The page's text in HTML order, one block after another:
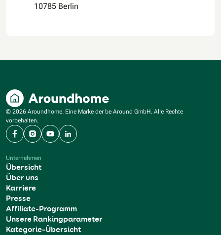
10785 Berlin
© 2026 Aroundhome. Eine Marke der be Around GmbH. Alle Rechte
vorbehalten.
FacebookInstagram
YouTubeLinkedIn
Unternehmen
Übersicht
Über uns
Karriere
Presse
Affiliate-Programm
Unsere Rankingparameter
Kategorie-Übersicht